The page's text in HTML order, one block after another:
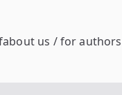
about us / for authors